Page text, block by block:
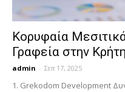
Κορυφαία
Γραφεία στην
admin - Σεπ 17, 2025
1. Grekodom Development